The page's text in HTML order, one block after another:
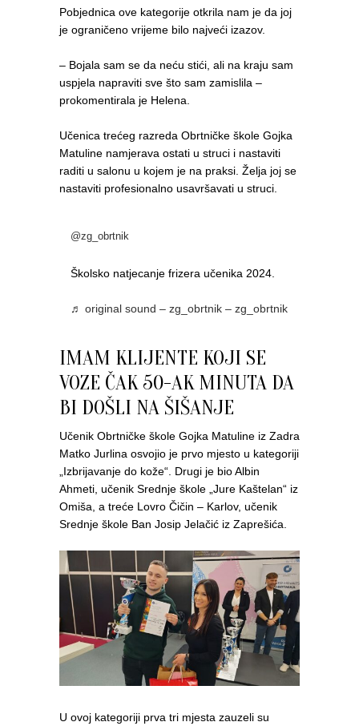
Pobjednica ove kategorije otkrila nam je da joj
je ograničeno vrijeme bilo najveći izazov.
– Bojala sam se da neću stići, ali na kraju sam
uspjela napraviti sve što sam zamislila –
prokomentirala je Helena.
Učenica trećeg razreda Obrtničke škole Gojka
Matuline namjerava ostati u struci i nastaviti
raditi u salonu u kojem je na praksi. Želja joj se
nastaviti profesionalno usavršavati u struci.
@zg_obrtnik
Školsko natjecanje frizera učenika 2024.
♬ original sound – zg_obrtnik – zg_obrtnik
IMAM KLIJENTE KOJI SE
VOZE ČAK 50-AK MINUTA DA
BI DOŠLI NA ŠIŠANJE
Učenik Obrtničke škole Gojka Matuline iz Zadra
Matko Jurlina osvojio je prvo mjesto u kategoriji
„Izbrijavanje do kože“. Drugi je bio Albin
Ahmeti, učenik Srednje škole „Jure Kaštelan“ iz
Omiša, a treće Lovro Čičin – Karlov, učenik
Srednje škole Ban Josip Jelačić iz Zaprešića.
U ovoj kategoriji prva tri mjesta zauzeli su